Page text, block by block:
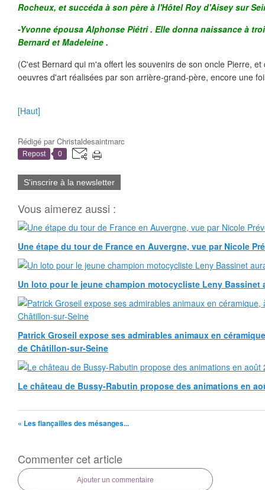
Rocheux, et succéda à son père à l'Hôtel Roy d'Aisey sur
-Yvonne épousa Alphonse Piétri . Elle donna naissance à
Bernard et Madeleine .
(C'est Bernard qui m'a offert les souvenirs de son oncle Pierre,
oeuvres d'art réalisées par son arrière-grand-père, encore une
[Haut]
Rédigé parChristaldesaintmarc
Repost 0
S'inscrire à la newsletter
Vous aimerez aussi :
Une étape du tour de France en Auvergne, vue par Nicole
Un loto pour le jeune champion motocycliste Leny Bassinet
Patrick Groseil expose ses admirables animaux en
de Châtillon-sur-Seine
Le château de Bussy-Rabutin propose des animations en
« Les fiançailles des mésanges...
Commenter cet article
Ajouter un commentaire